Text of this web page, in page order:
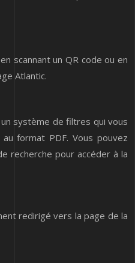
scannant un QR code ou en
Atlantic.
système de filtres qui vous
format PDF. Vous pouvez
recherche pour accéder à la
redirigé vers la page de la